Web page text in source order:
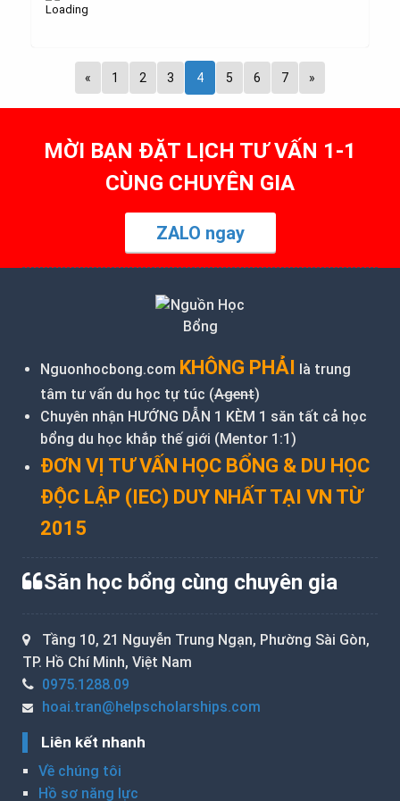
« 1 2 3 4 5 6 7 »
MỜI BẠN ĐẶT LỊCH TƯ VẤN 1-1
CÙNG CHUYÊN GIA
ZALO ngay
Nguonhocbong.com KHÔNG PHẢI là trung
tâm tư vấn du học tự túc (Agent)
Chuyên nhận HƯỚNG DẪN 1 KÈM 1 săn tất cả học
bổng du học khắp thế giới (Mentor 1:1)
ĐƠN VỊ TƯ VẤN HỌC BỔNG & DU HỌC
ĐỘC LẬP (IEC) DUY NHẤT TẠI VN TỪ
2015
Săn học bổng cùng chuyên gia
Tầng 10, 21 Nguyễn Trung Ngạn, Phường Sài Gòn,
TP. Hồ Chí Minh, Việt Nam
0975.1288.09
hoai.tran@helpscholarships.com
Liên kết nhanh
Về chúng tôi
Hồ sơ năng lực